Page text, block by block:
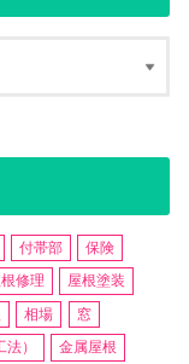
付帯部
保険
修理
屋根塗装
相場
窓
）
金属屋根